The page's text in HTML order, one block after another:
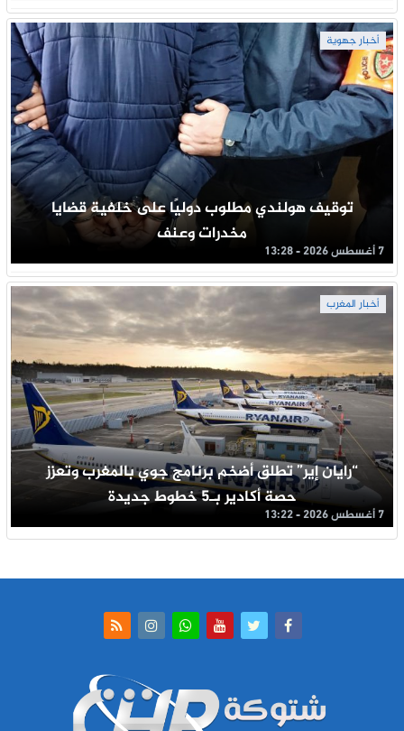
أخبار جهوية
توقيف هولندي مطلوب دوليًا على خلفية قضايا
مخدرات وعنف
7 أغسطس 2026 - 13:28
أخبار المغرب
“رايان إير” تطلق أضخم برنامج جوي بالمغرب وتعزز
حصة أكادير بـ5 خطوط جديدة
7 أغسطس 2026 - 13:22